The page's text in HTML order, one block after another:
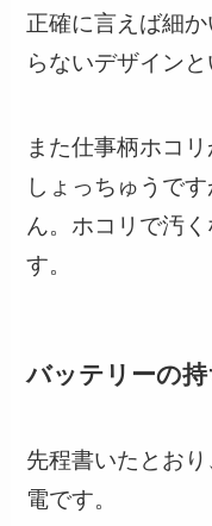
正確に言えば細
らないデザインと
また仕事柄ホコ
しょっちゅうで
ん。ホコリで汚
す。
バッテリーの持
先程書いたとお
電です。